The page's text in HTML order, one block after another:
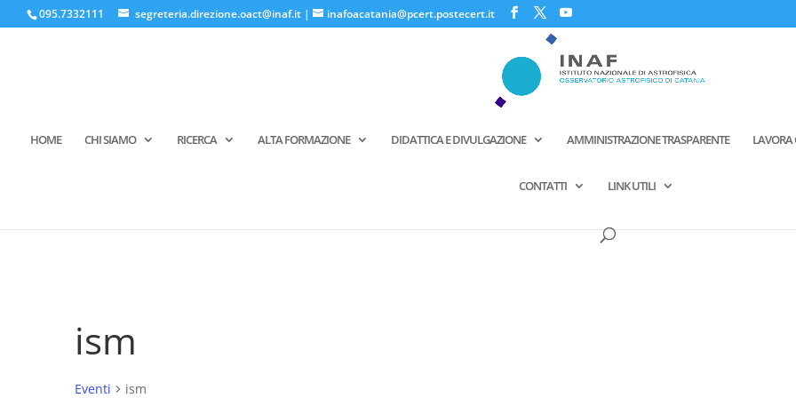
095.7332111 segreteria.direzione.oact@inaf.it | inafoacatania@pcert.postecert.it
HOME CHI SIAMO RICERCA ALTA FORMAZIONE DIDATTICA E DIVULGAZIONE AMMINISTRAZIONE TRASPARENTE LAVORA
CONTATTI LINK UTILI
ism
Eventi ism